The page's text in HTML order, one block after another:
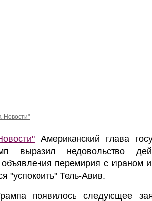
Новости"
Американский глава
выразил недовольство
перемирия с Ираном
"успокоить" Тель-Авив.
появилось следующее